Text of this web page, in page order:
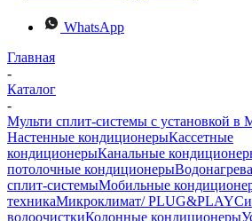
WhatsApp
Главная
-
Каталог
-
Мульти сплит-системы с установкой в
Настенные кондиционерыКассетные
кондиционерыКанальные
потолочные кондиционеры
сплит-системыМобильные
техникаМикроклимат/ PLUG&PLAY
водоочисткиКолонные кондиционеры